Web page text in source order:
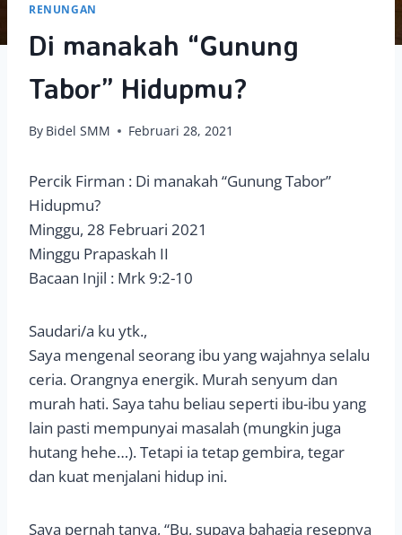
RENUNGAN
Di manakah “Gunung
Tabor” Hidupmu?
By Bidel SMM Februari 28, 2021
Percik Firman : Di manakah “Gunung Tabor”
Hidupmu?
Minggu, 28 Februari 2021
Minggu Prapaskah II
Bacaan Injil : Mrk 9:2-10
Saudari/a ku ytk.,
Saya mengenal seorang ibu yang wajahnya selalu
ceria. Orangnya energik. Murah senyum dan
murah hati. Saya tahu beliau seperti ibu-ibu yang
lain pasti mempunyai masalah (mungkin juga
hutang hehe…). Tetapi ia tetap gembira, tegar
dan kuat menjalani hidup ini.
Saya pernah tanya, “Bu, supaya bahagia resepnya